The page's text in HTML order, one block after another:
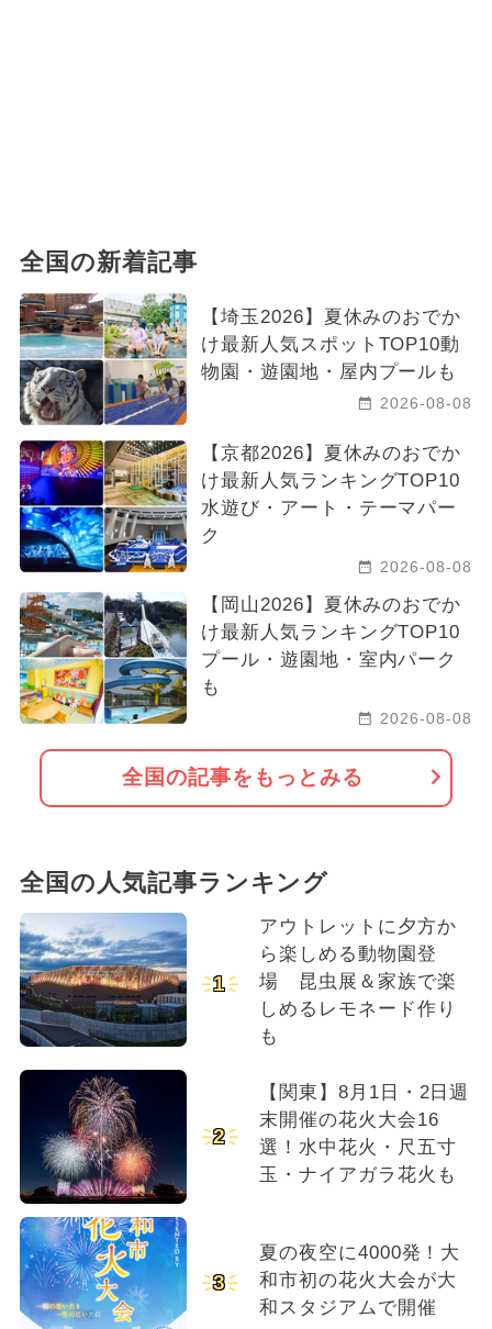
全国の新着記事
【埼玉2026】夏休みのおでか
け最新人気スポットTOP10動
物園・遊園地・屋内プールも
2026-08-08
【京都2026】夏休みのおでか
け最新人気ランキングTOP10
水遊び・アート・テーマパー
ク
2026-08-08
【岡山2026】夏休みのおでか
け最新人気ランキングTOP10
プール・遊園地・室内パーク
も
2026-08-08
全国の記事をもっとみる
全国の人気記事ランキング
1
アウトレットに夕方か
ら楽しめる動物園登
場 昆虫展＆家族で楽
しめるレモネード作り
も
2
【関東】8月1日・2日週
末開催の花火大会16
選！水中花火・尺五寸
玉・ナイアガラ花火も
3
夏の夜空に4000発！大
和市初の花火大会が大
和スタジアムで開催